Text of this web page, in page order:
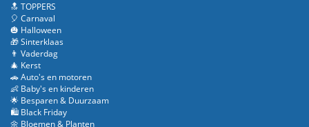
🔝 TOPPERS
🎈 Carnaval
🎃 Halloween
🎁 Sinterklaas
👨 Vaderdag
🎄 Kerst
🚗 Auto's en motoren
👶 Baby's en kinderen
🌟 Besparen & Duurzaam
🛍️ Black Friday
🌼 Bloemen & Planten